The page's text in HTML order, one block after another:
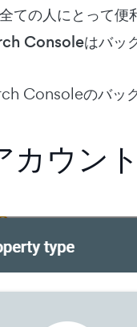
ての人にとって便
Consoleはバッ
Consoleのバック
カウン